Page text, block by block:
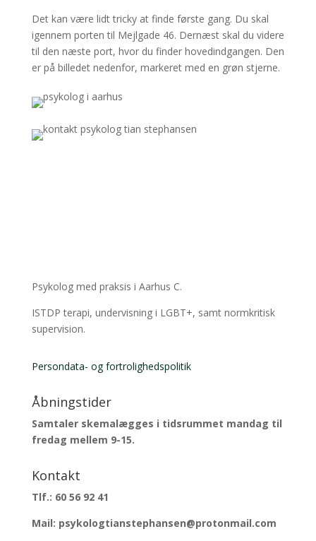
Det kan være lidt tricky at finde første gang. Du skal
igennem porten til Mejlgade 46. Dernæst skal du videre
til den næste port, hvor du finder hovedindgangen. Den
er på billedet nedenfor, markeret med en grøn stjerne.
Psykolog med praksis i Aarhus C.
ISTDP terapi, undervisning i LGBT+, samt normkritisk
supervision.
Persondata- og fortrolighedspolitik
Åbningstider
Samtaler skemalægges i tidsrummet mandag til
fredag mellem 9-15.
Kontakt
Tlf.: 60 56 92 41
Mail: psykologtianstephansen@protonmail.com